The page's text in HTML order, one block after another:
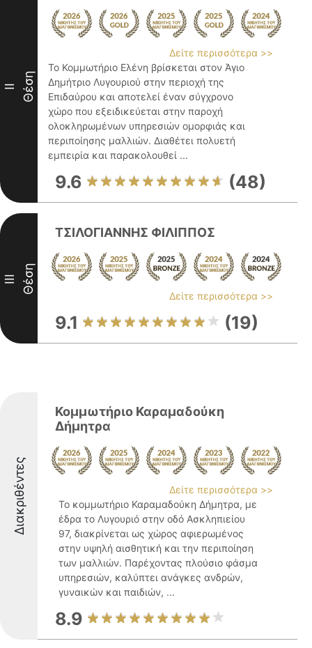
II Θέση
Δείτε περισσότερα >>
Το Κομμωτήριο Ελένη βρίσκεται στον Άγιο
Δημήτριο Λυγουριού στην περιοχή της
Επιδαύρου και αποτελεί έναν σύγχρονο
χώρο που εξειδικεύεται στην παροχή
ολοκληρωμένων υπηρεσιών ομορφιάς και
περιποίησης μαλλιών. Διαθέτει πολυετή
εμπειρία και παρακολουθεί ...
9.6 (48)
III Θέση
ΤΣΙΛΟΓΙΑΝΝΗΣ ΦΙΛΙΠΠΟΣ
Δείτε περισσότερα >>
9.1 (19)
Διακριθέντες
Κομμωτήριο Καραμαδούκη
Δήμητρα
Δείτε περισσότερα >>
Το κομμωτήριο Καραμαδούκη Δήμητρα, με
έδρα το Λυγουριό στην οδό Ασκληπιείου
97, διακρίνεται ως χώρος αφιερωμένος
στην υψηλή αισθητική και την περιποίηση
των μαλλιών. Παρέχοντας πλούσιο φάσμα
υπηρεσιών, καλύπτει ανάγκες ανδρών,
γυναικών και παιδιών, ...
8.9